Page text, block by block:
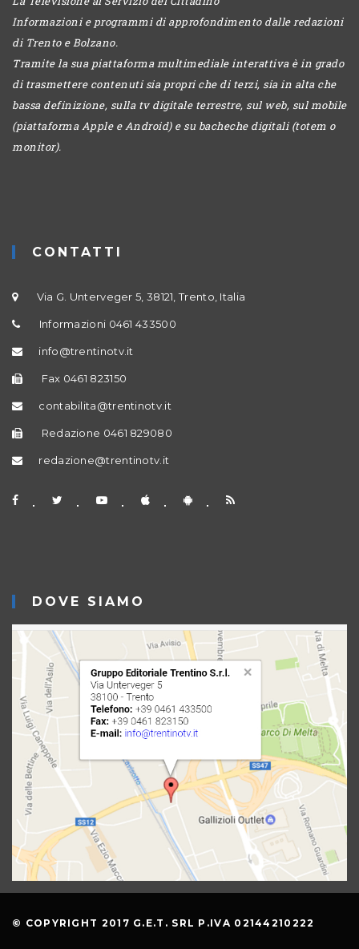
Informazioni e programmi di approfondimento dalle redazioni
di Trento e Bolzano.
Tramite la sua piattaforma multimediale interattiva è in grado
di trasmettere contenuti sia propri che di terzi, sia in alta che
bassa definizione, sulla tv digitale terrestre, sul web, sul mobile
(piattaforma Apple e Android) e su bacheche digitali (totem o
monitor).
CONTATTI
Via G. Unterveger 5, 38121, Trento, Italia
Informazioni 0461 433500
info@trentinotv.it
Fax 0461 823150
contabilita@trentinotv.it
Redazione 0461 829080
redazione@trentinotv.it
DOVE SIAMO
© COPYRIGHT 2017 G.E.T. SRL P.IVA 02144210222